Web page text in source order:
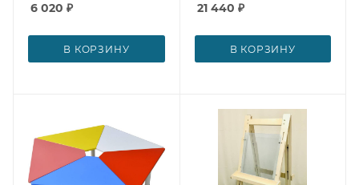
6 020 ₽
В КОРЗИНУ
21 440 ₽
В КОРЗИНУ